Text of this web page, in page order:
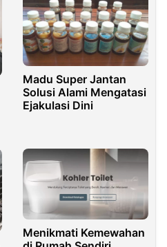
Madu Super Jantan
Solusi Alami Mengatasi
Ejakulasi Dini
Menikmati Kemewahan